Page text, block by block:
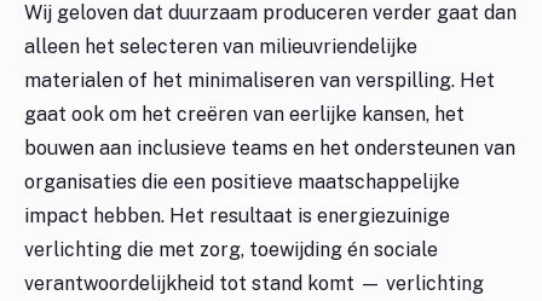
Wij geloven dat duurzaam produceren verder gaat dan
alleen het selecteren van milieuvriendelijke
materialen of het minimaliseren van verspilling. Het
gaat ook om het creëren van eerlijke kansen, het
bouwen aan inclusieve teams en het ondersteunen van
organisaties die een positieve maatschappelijke
impact hebben. Het resultaat is energiezuinige
verlichting die met zorg, toewijding én sociale
verantwoordelijkheid tot stand komt — verlichting